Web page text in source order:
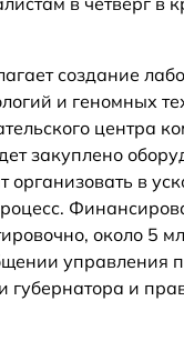
создание
и геномных
центра
закуплено
организовать в
около 5
управления
и